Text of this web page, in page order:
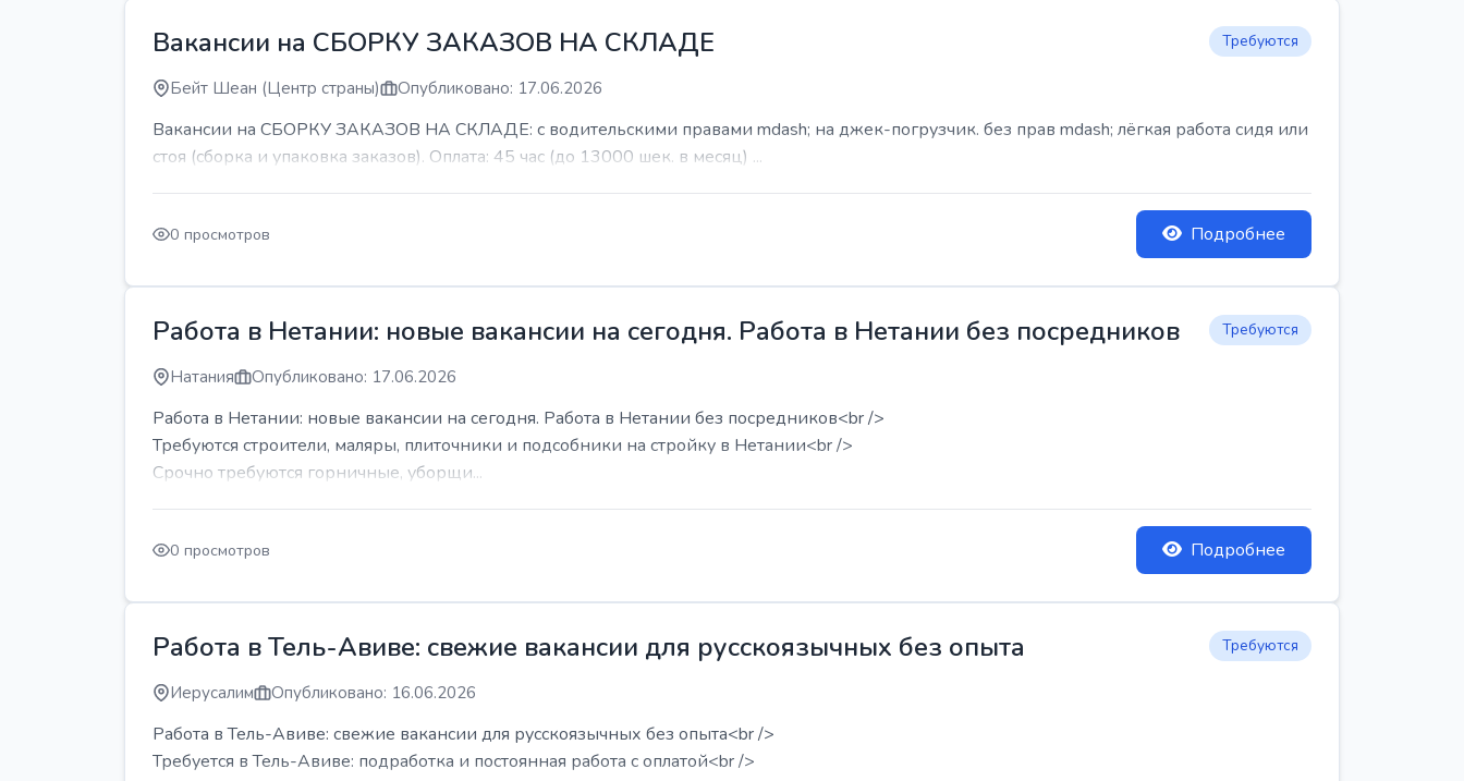
Вакансии на СБОРКУ ЗАКАЗОВ НА СКЛАДЕ Требуются
Бейт Шеан (Центр страны) Опубликовано: 17.06.2026
Вакансии на СБОРКУ ЗАКАЗОВ НА СКЛАДЕ: с водительскими правами mdash; на джек-погрузчик. без прав mdash; лёгкая работа сидя или
стоя (сборка и упаковка заказов). Оплата: 45 час (до 13000 шек. в месяц) ...
0 просмотров Подробнее
Работа в Нетании: новые вакансии на сегодня. Работа в Нетании без посредников Требуются
Натания Опубликовано: 17.06.2026
Работа в Нетании: новые вакансии на сегодня. Работа в Нетании без посредников<br />
Требуются строители, маляры, плиточники и подсобники на стройку в Нетании<br />
Срочно требуются горничные, уборщи...
0 просмотров Подробнее
Работа в Тель-Авиве: свежие вакансии для русскоязычных без опыта Требуются
Иерусалим Опубликовано: 16.06.2026
Работа в Тель-Авиве: свежие вакансии для русскоязычных без опыта<br />
Требуется в Тель-Авиве: подработка и постоянная работа с оплатой<br />